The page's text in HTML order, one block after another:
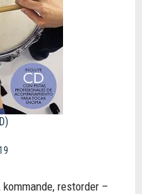
restorder –